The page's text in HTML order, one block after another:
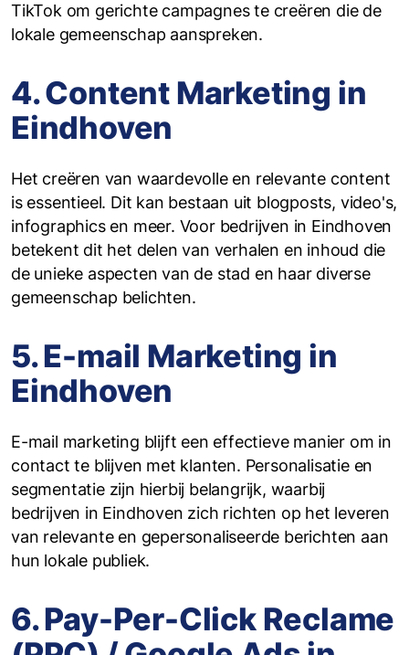
TikTok om gerichte campagnes te creëren die de
lokale gemeenschap aanspreken.
4. Content Marketing in
Eindhoven
Het creëren van waardevolle en relevante content
is essentieel. Dit kan bestaan uit blogposts, video's,
infographics en meer. Voor bedrijven in Eindhoven
betekent dit het delen van verhalen en inhoud die
de unieke aspecten van de stad en haar diverse
gemeenschap belichten.
5. E-mail Marketing in
Eindhoven
E-mail marketing blijft een effectieve manier om in
contact te blijven met klanten. Personalisatie en
segmentatie zijn hierbij belangrijk, waarbij
bedrijven in Eindhoven zich richten op het leveren
van relevante en gepersonaliseerde berichten aan
hun lokale publiek.
6. Pay-Per-Click Reclame